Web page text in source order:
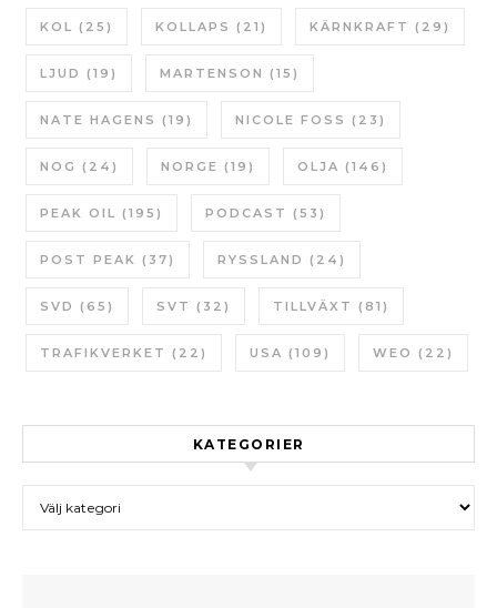
KOL (25) KOLLAPS (21) KÄRNKRAFT (29)
LJUD (19) MARTENSON (15)
NATE HAGENS (19) NICOLE FOSS (23)
NOG (24) NORGE (19) OLJA (146)
PEAK OIL (195) PODCAST (53)
POST PEAK (37) RYSSLAND (24)
SVD (65) SVT (32) TILLVÄXT (81)
TRAFIKVERKET (22) USA (109) WEO (22)
KATEGORIER